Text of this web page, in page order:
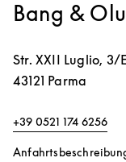
Bang &
Str. XXII Luglio, 3/E
43121 Parma
+39 0521 174 6256